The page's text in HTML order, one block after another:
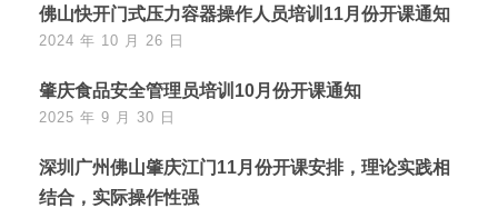
佛山快开门式压力容器操作人员培训11月份开课通知
2024 年 10 月 26 日
肇庆食品安全管理员培训10月份开课通知
2025 年 9 月 30 日
深圳广州佛山肇庆江门11月份开课安排，理论实践相
结合，实际操作性强